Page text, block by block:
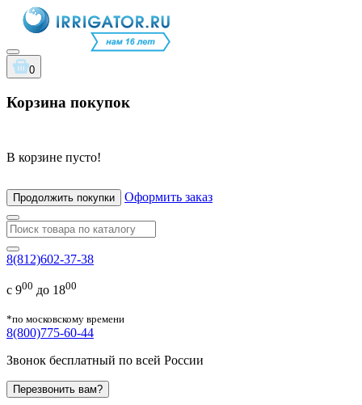
0
Корзина покупок
В корзине пусто!
Продолжить покупки Оформить заказ
8(812)602-37-38
с 900 до 1800
*по московскому времени
8(800)775-60-44
Звонок бесплатный по всей России
Перезвонить вам?